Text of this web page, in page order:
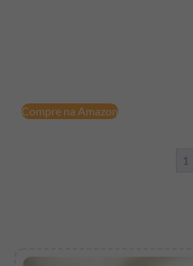
Compre na Amazon
1